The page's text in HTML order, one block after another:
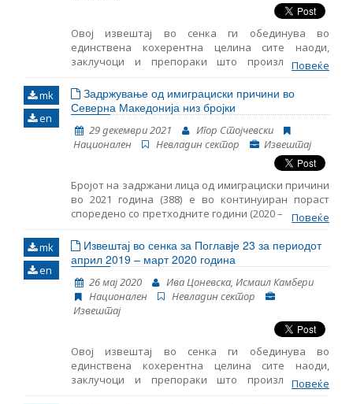
Овој извештај во сенка ги обединува во
единствена кохерентна целина сите наоди,
заклучоци и препораки што произлегоа од
следењето на областите содржани во Поглавјето
23 – Правосудство и темелни права. Ова е седми
ваков извештај што го објaвува Институтот за
европска политика (ЕПИ) – Скопје, земајќи ги
предвид коментарите и мислењата на
невладините организации.
Повеќе
mk
en
Задржување од имиграциски причини во
Северна Македонија низ бројки
29 декември 2021
Игор Стојчевски
Национален
Невладин сектор Извештај
Бројот на задржани лица од имиграциски причини
во 2021 година (388) е во континуиран пораст
споредено со претходните години (2020 – 317, 2019
- 225). Постои мало намалување на бројот на
задржани деца од имиграциски причини во 2021
година, споредено со истиот период во 2020
година. Просечното време на задржување на
дете во ПТЦ Винојуг изнесува 29 денови, а
најдолгото 50 денови. Во најголем број на случаи
беше назначен старател на задржаните деца без
придружба. Меѓутоа понекогаш имаше доцнење
околу навременото назначување на старателот.
Повеќе
mk
en
Извештај во сенка за Поглавје 23 за периодот
април 2019 – март 2020 година
26 мај 2020
Ива Цоневска, Исмаил Камбери
Национален
Невладин сектор
Извештај
Овој извештај во сенка ги обединува во
единствена кохерентна целина сите наоди,
заклучоци и препораки што произлегоа од
следењето на областите содржани во Поглавјето
Повеќе